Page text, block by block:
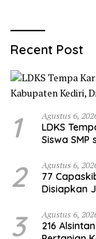
Recent Post
1 Agustus 6,
LDKS
Siswa
2 Agustus 6,
77
Disiapkan
3 Agustus 6,
216